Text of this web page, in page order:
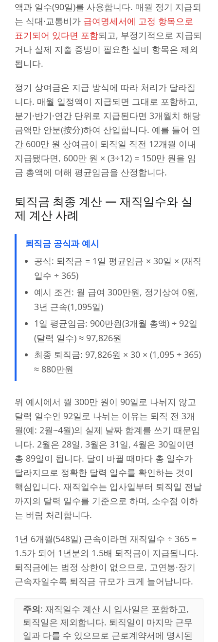
액과 일수(90일)를 사용합니다. 매월 정기 지급되
는 식대·교통비가 급여명세서에 고정 항목으로
표기되어 있다면 포함되고, 부정기적으로 지급되
거나 실제 지출 증빙이 필요한 실비 항목은 제외
됩니다.
정기 상여금은 지급 방식에 따라 처리가 달라집
니다. 매월 일정액이 지급되면 그대로 포함하고,
분기·반기·연간 단위로 지급된다면 3개월치 해당
금액만 안분(按分)하여 산입합니다. 예를 들어 연
간 600만 원 상여금이 퇴직일 직전 12개월 이내
지급됐다면, 600만 원 × (3÷12) = 150만 원을 임
금 총액에 더해 평균임금을 산정합니다.
퇴직금 최종 계산 — 재직일수와 실
제 계산 사례
퇴직금 공식과 예시
공식: 퇴직금 = 1일 평균임금 × 30일 × (재직
일수 ÷ 365)
예시 조건: 월 급여 300만원, 정기상여 0원,
3년 근속(1,095일)
1일 평균임금: 900만원(3개월 총액) ÷ 92일
(달력 일수) ≈ 97,826원
최종 퇴직금: 97,826원 × 30 × (1,095 ÷ 365)
≈ 880만원
위 예시에서 월 300만 원이 90일로 나뉘지 않고
달력 일수인 92일로 나뉘는 이유는 퇴직 전 3개
월(예: 2월~4월)의 실제 날짜 합계를 쓰기 때문입
니다. 2월은 28일, 3월은 31일, 4월은 30일이면
총 89일이 됩니다. 달이 바뀔 때마다 총 일수가
달라지므로 정확한 달력 일수를 확인하는 것이
핵심입니다. 재직일수는 입사일부터 퇴직일 전날
까지의 달력 일수를 기준으로 하며, 소수점 이하
는 버림 처리합니다.
1년 6개월(548일) 근속이라면 재직일수 ÷ 365 =
1.5가 되어 1년분의 1.5배 퇴직금이 지급됩니다.
퇴직금에는 법정 상한이 없으므로, 고연봉·장기
근속자일수록 퇴직금 규모가 크게 늘어납니다.
주의: 재직일수 계산 시 입사일은 포함하고,
퇴직일은 제외합니다. 퇴직일이 마지막 근무
일과 다를 수 있으므로 근로계약서에 명시된